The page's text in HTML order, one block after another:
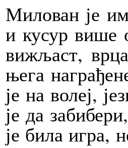
Милован је
и кусур више
вижљаст,
њега
је на волеј,
је да
је била игра,